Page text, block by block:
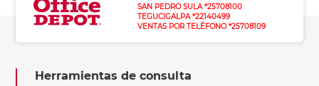
SAN PEDRO SULA *25708100
TEGUCIGALPA *22140499
VENTAS POR TELÉFONO *25708109
Herramientas de consulta